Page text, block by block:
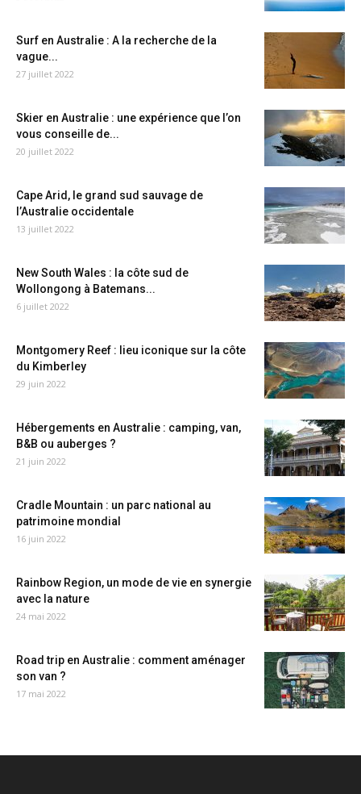
Surf en Australie : A la recherche de la
vague...
27 juillet 2022
Skier en Australie : une expérience que l’on
vous conseille de...
20 juillet 2022
Cape Arid, le grand sud sauvage de
l’Australie occidentale
13 juillet 2022
New South Wales : la côte sud de
Wollongong à Batemans...
6 juillet 2022
Montgomery Reef : lieu iconique sur la côte
du Kimberley
29 juin 2022
Hébergements en Australie : camping, van,
B&B ou auberges ?
21 juin 2022
Cradle Mountain : un parc national au
patrimoine mondial
16 juin 2022
Rainbow Region, un mode de vie en synergie
avec la nature
24 mai 2022
Road trip en Australie : comment aménager
son van ?
17 mai 2022